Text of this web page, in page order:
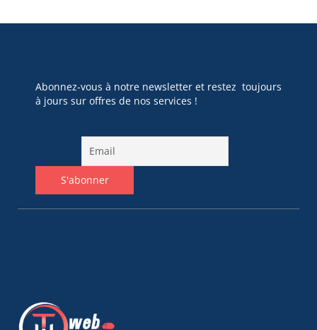
Abonnez-vous à notre newsletter et restez toujours
à jours sur offres de nos services !